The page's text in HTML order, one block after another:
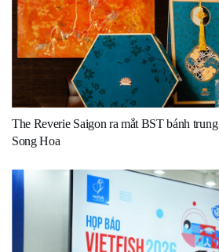
The Reverie Saigon ra mắt BST bánh
Song Hoa